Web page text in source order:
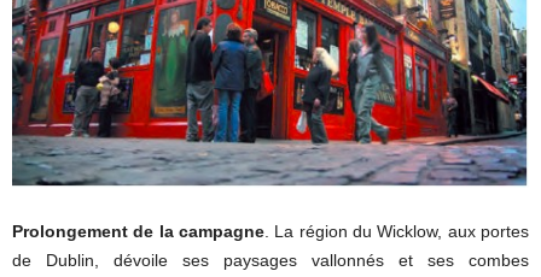
Prolongement de la campagne . La région du Wicklow, aux portes
de Dublin, dévoile ses paysages vallonnés et ses combes